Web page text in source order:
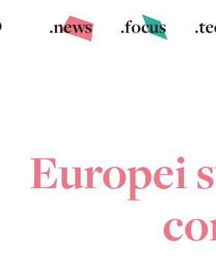
.news .focus
Europei